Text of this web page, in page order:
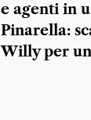
e agenti in
Pinarella:
Willy per